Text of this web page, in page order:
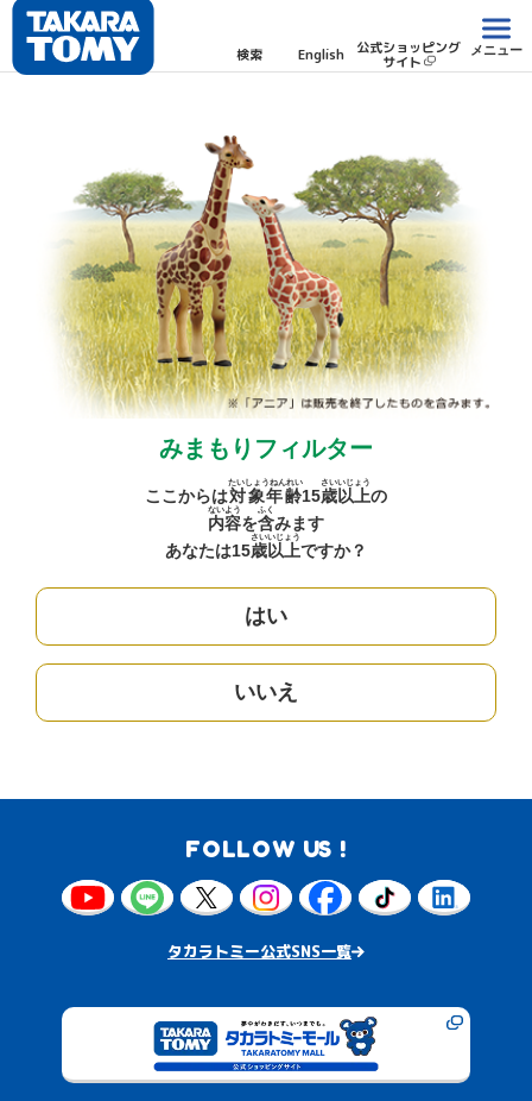
検索 English 公式ショッピング
サイト
メニュー
みまもりフィルター
ここからは対象年齢
たいしょうねんれい
15歳
さい
以上
いじょう
の
内容
ないよう
を含
ふく
みます
あなたは15歳
さい
以上
いじょう
ですか？
はい
いいえ
FOLLOW US !
タカラトミー公式SNS一覧